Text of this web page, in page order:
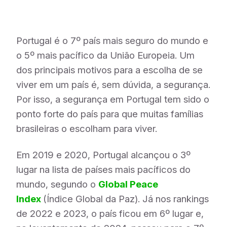
Portugal é o 7º país mais seguro do mundo e
o 5º mais pacífico da União Europeia. Um
dos principais motivos para a escolha de se
viver em um país é, sem dúvida, a segurança.
Por isso, a segurança em Portugal tem sido o
ponto forte do país para que muitas famílias
brasileiras o escolham para viver.
Em 2019 e 2020, Portugal alcançou o 3º
lugar na lista de países mais pacíficos do
mundo, segundo o Global Peace
Index (Índice Global da Paz). Já nos rankings
de 2022 e 2023, o país ficou em 6º lugar e,